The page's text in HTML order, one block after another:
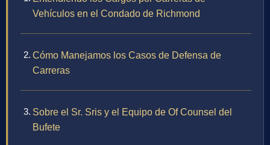
Vehículos en el Condado de Richmond
Cómo Manejamos los Casos de Defensa de
Carreras
Sobre el Sr. Sris y el Equipo de Of Counsel del
Bufete